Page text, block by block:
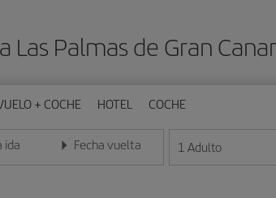
Palmas de Gran
+ COCHE HOTEL COCHE
ida
la fecha en formato día/mes/año
Fecha vuelta
Introduce la fecha en formato día/mes/año
1 Adulto